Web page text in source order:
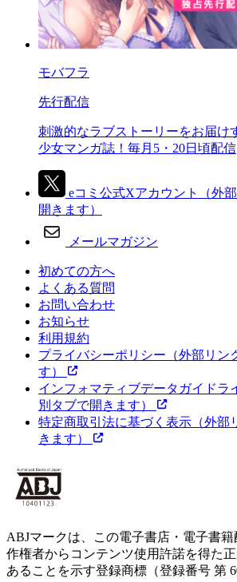
モバフラ
先行配信
刺激的なラブストーリーをお届け
少女マンガ誌！毎月5・20日頃配信
eコミ公式Xアカウント
（外
開きます）
メールマガジン
初めての方へ
よくある質問
お問い合わせ
お知らせ
利用規約
プライバシーポリシー （外部リン
す）
インフォマティブデータガイドラ
別タブで開きます）
特定商取引法に基づく表示 （外
きます）
ABJマークは、この電子書店・電子書
作権者からコンテンツ使用許諾を得た
あることを示す登録商標（登録番号 第